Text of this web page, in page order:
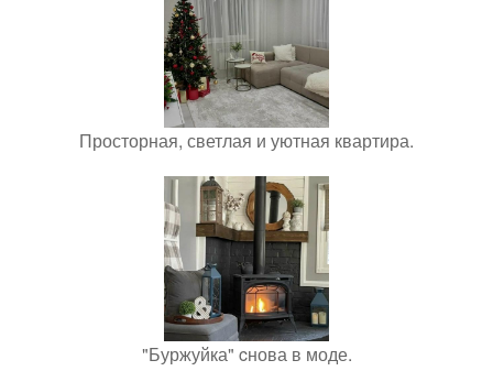
Просторная, светлая и уютная квартира.
"Буржуйка" cнова в моде.